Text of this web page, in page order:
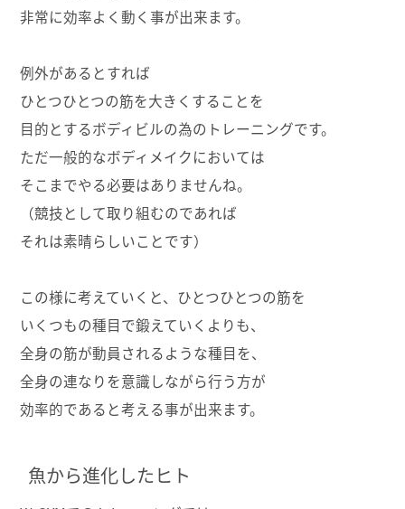
非常に効率よく動く事が出来ます。
例外があるとすれば
ひとつひとつの筋を大きくすることを
目的とするボディビルの為のトレーニングです。
ただ一般的なボディメイクにおいては
そこまでやる必要はありませんね。
（競技として取り組むのであれば
それは素晴らしいことです）
この様に考えていくと、ひとつひとつの筋を
いくつもの種目で鍛えていくよりも、
全身の筋が動員されるような種目を、
全身の連なりを意識しながら行う方が
効率的であると考える事が出来ます。
魚から進化したヒト